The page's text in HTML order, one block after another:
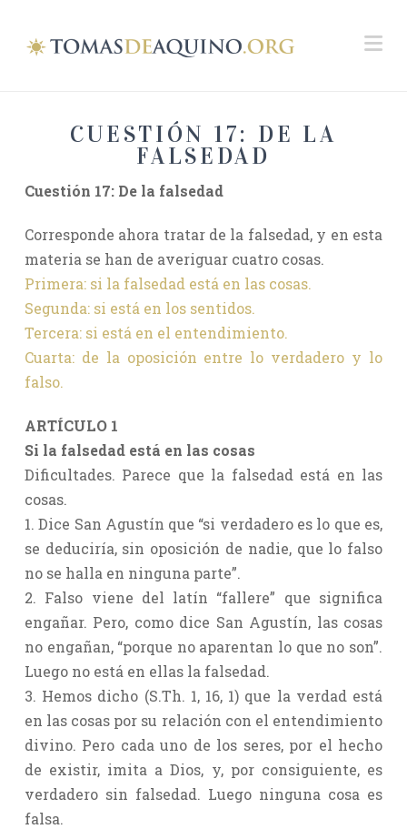
CUESTIÓN 17: DE LA
FALSEDAD
Cuestión 17: De la falsedad
Corresponde ahora tratar de la falsedad, y en esta
materia se han de averiguar cuatro cosas.
Primera: si la falsedad está en las cosas.
Segunda: si está en los sentidos.
Tercera: si está en el entendimiento.
Cuarta: de la oposición entre lo verdadero y lo
falso.
ARTÍCULO 1
Si la falsedad está en las cosas
Dificultades. Parece que la falsedad está en las
cosas.
1. Dice San Agustín que “si verdadero es lo que es,
se deduciría, sin oposición de nadie, que lo falso
no se halla en ninguna parte”.
2. Falso viene del latín “fallere” que significa
engañar. Pero, como dice San Agustín, las cosas
no engañan, “porque no aparentan lo que no son”.
Luego no está en ellas la falsedad.
3. Hemos dicho (S.Th. 1, 16, 1) que la verdad está
en las cosas por su relación con el entendimiento
divino. Pero cada uno de los seres, por el hecho
de existir, imita a Dios, y, por consiguiente, es
verdadero sin falsedad. Luego ninguna cosa es
falsa.